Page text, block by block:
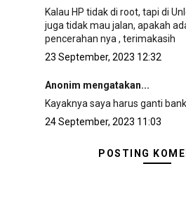
Kalau HP tidak di root, tapi di
juga tidak mau jalan, apakah
pencerahan nya , terimakasih
23 September, 2023 12:32
Anonim mengatakan...
Kayaknya saya harus ganti
24 September, 2023 11:03
POSTING